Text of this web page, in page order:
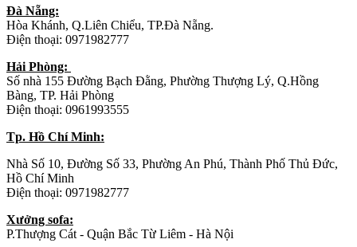
Đà Nẵng:
Hòa Khánh, Q.Liên Chiểu, TP.Đà Nẵng.
Điện thoại: 0971982777
Hải Phòng:
Số nhà 155 Đường Bạch Đằng, Phường Thượng Lý, Q.Hồng
Bàng, TP. Hải Phòng
Điện thoại: 0961993555
Tp. Hồ Chí Minh:
Nhà Số 10, Đường Số 33, Phường An Phú, Thành Phố Thủ Đức,
Hồ Chí Minh
Điện thoại: 0971982777
Xưởng sofa:
P.Thượng Cát - Quận Bắc Từ Liêm - Hà Nội